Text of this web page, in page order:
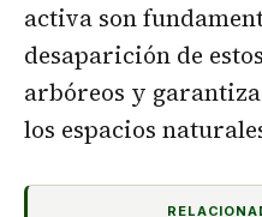
activa son
desaparición de
arbóreos y
los espacios